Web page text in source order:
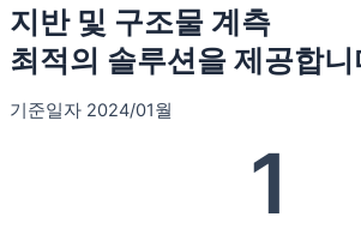
지반 및 구조물 계측
최적의 솔루션을 제공합니
기준일자 2024/01월
1